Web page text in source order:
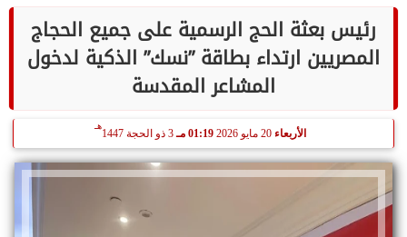
رئيس بعثة الحج الرسمية على جميع الحجاج
المصريين ارتداء بطاقة ”نسك” الذكية لدخول
المشاعر المقدسة
الأربعاء 20 مايو 2026 01:19 مـ 3 ذو الحجة 1447
هـ